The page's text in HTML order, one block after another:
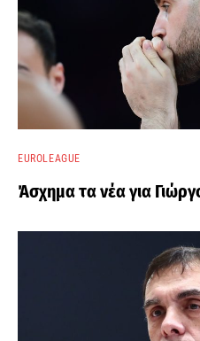
EUROLEAGUE
Άσχημα τα νέα για